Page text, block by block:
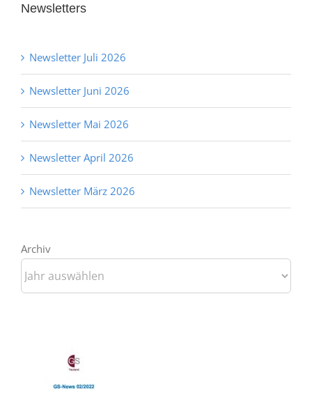
Newsletters
Newsletter Juli 2026
Newsletter Juni 2026
Newsletter Mai 2026
Newsletter April 2026
Newsletter März 2026
Archiv